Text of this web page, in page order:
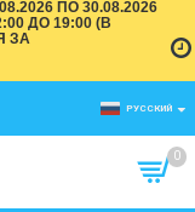
ПО 30.08.2026
ДО 19:00 (В
ЗА
РУССКИЙ
0